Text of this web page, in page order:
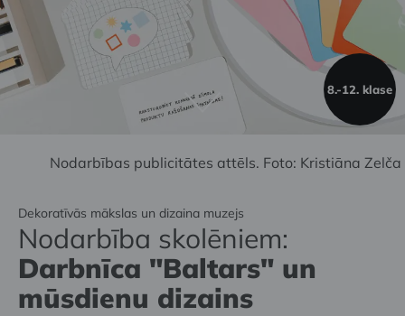
8.-12. klase
Nodarbības publicitātes attēls. Foto: Kristiāna Zelča
Dekoratīvās mākslas un dizaina muzejs
Nodarbība skolēniem:
Darbnīca "Baltars" un
mūsdienu dizains